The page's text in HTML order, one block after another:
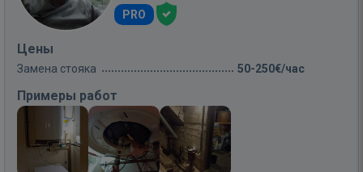
PRO
Цены
Замена стояка 50-250€/час
Примеры работ